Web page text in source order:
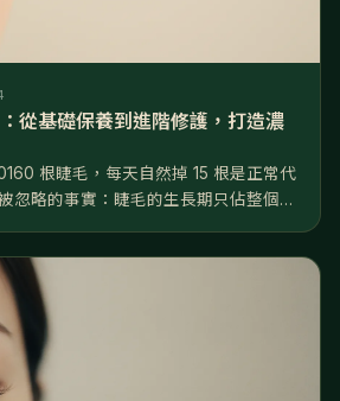
從基礎保養到進階修護，打造濃
根睫毛，每天自然掉 15 根是正常代
忽略的事實：睫毛的生長期只佔整個週